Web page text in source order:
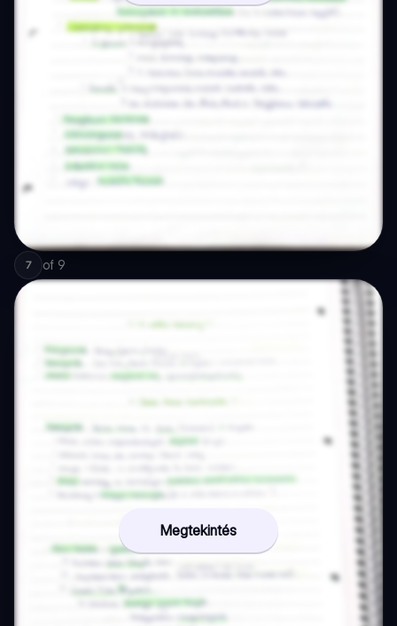
7 of 9
Megtekintés